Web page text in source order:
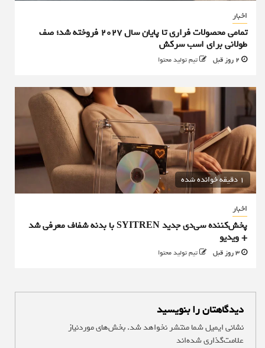
اخبار
تمامی محصولات فراری تا پایان سال ۲۰۲۷ فروخته شد؛ صف
طولانی برای اسب سرکش
تیم تولید محتوا
1 دقیقه خوانده شده
اخبار
پخش‌کننده سی‌دی جدید SYITREN با بدنه شفاف معرفی شد
+ ویدیو
تیم تولید محتوا
دیدگاهتان را بنویسید
نشانی ایمیل شما منتشر نخواهد شد.بخش‌های موردنیاز
علامت‌گذاری شده‌اند